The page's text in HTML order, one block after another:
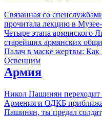
Связанная со
прочитала лекцию в
Четыре этапа армянского
старейших армянских
Палач в маске жертвы: Как
Освенцим
Армия
Никол Пашинян переходит
Армения и ОДКБ
Пашинян, ты предал